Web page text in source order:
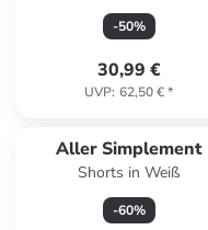
-50%
30,99 €
UVP: 62,50 €*
Aller Simplement
Shorts in Weiß
-60%